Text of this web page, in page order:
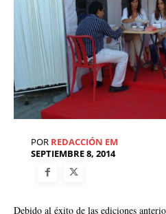
POR REDACCIÓN EM
SEPTIEMBRE 8, 2014
Debido al éxito de las ediciones